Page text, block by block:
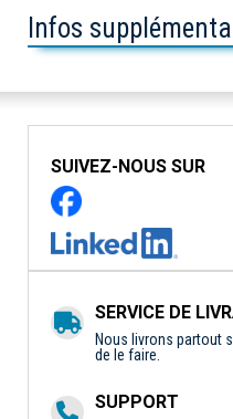
Infos
SUIVEZ-NOUS SUR
SERVICE DE
Nous livrons partout
de le faire.
SUPPORT